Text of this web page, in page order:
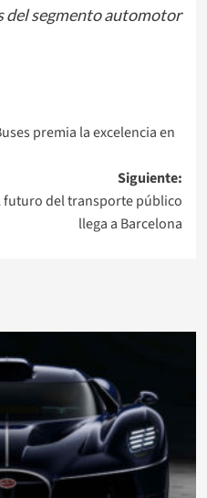
del segmento automotor
premia la excelencia en
Siguiente:
futuro del transporte público
llega a Barcelona